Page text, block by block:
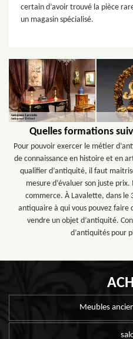
certain d’avoir trouvé la pièce
un magasin spécialisé.
Quelles formations
Pour pouvoir exercer le métier
de connaissance en histoire et en
qualifier d’antiquité, il faut
mesure d’évaluer son juste
commerce. À Lavalette, dans
antiquaire à qui vous pouvez faire
vendre un objet d’antiquité.
d’antiquités pour
Meubles